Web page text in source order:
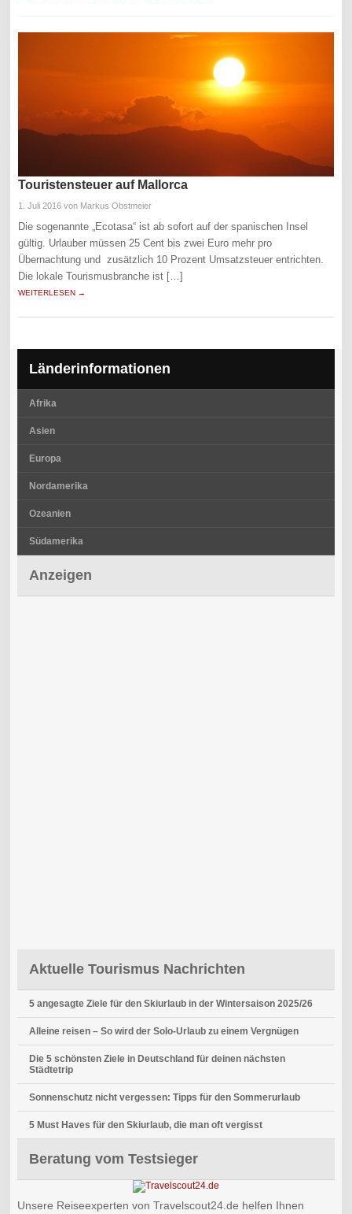
Touristensteuer auf Mallorca
1. Juli 2016 von Markus Obstmeier
Die sogenannte „Ecotasa“ ist ab sofort auf der spanischen Insel
gültig. Urlauber müssen 25 Cent bis zwei Euro mehr pro
Übernachtung und zusätzlich 10 Prozent Umsatzsteuer entrichten.
Die lokale Tourismusbranche ist […]
WEITERLESEN →
Länderinformationen
Afrika
Asien
Europa
Nordamerika
Ozeanien
Südamerika
Anzeigen
Aktuelle Tourismus Nachrichten
5 angesagte Ziele für den Skiurlaub in der Wintersaison 2025/26
Alleine reisen – So wird der Solo-Urlaub zu einem Vergnügen
Die 5 schönsten Ziele in Deutschland für deinen nächsten
Städtetrip
Sonnenschutz nicht vergessen: Tipps für den Sommerurlaub
5 Must Haves für den Skiurlaub, die man oft vergisst
Beratung vom Testsieger
Unsere Reiseexperten von Travelscout24.de helfen Ihnen